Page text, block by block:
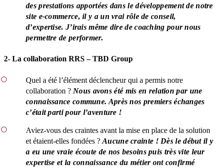
des prestations apportées dans le développement de notre
site e-commerce, il y a un vrai rôle de conseil,
d’expertise. J’irais même dire de coaching pour nous
permettre de performer.
2- La collaboration RRS – TBD Group
Quel a été l’élément déclencheur qui a permis notre
collaboration ? Nous avons été mis en relation par une
connaissance commune. Après nos premiers échanges
c’était parti pour l’aventure !
Aviez-vous des craintes avant la mise en place de la solution
et étaient-elles fondées ? Aucune crainte ! Dès le début il y
a eu une vraie écoute de nos besoins puis très vite leur
expertise et la connaissance du métier ont confirmé